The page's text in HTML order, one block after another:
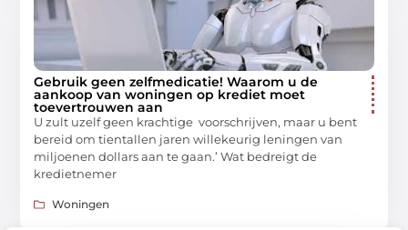
Gebruik geen zelfmedicatie! Waarom u de
aankoop van woningen op krediet moet
toevertrouwen aan
U zult uzelf geen krachtige voorschrijven, maar u bent
bereid om tientallen jaren willekeurig leningen van
miljoenen dollars aan te gaan.’ Wat bedreigt de
kredietnemer
Woningen